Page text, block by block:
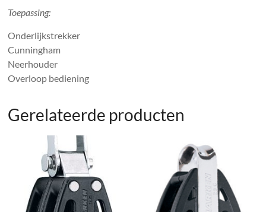
Toepassing:
Onderlijkstrekker
Cunningham
Neerhouder
Overloop bediening
Gerelateerde producten